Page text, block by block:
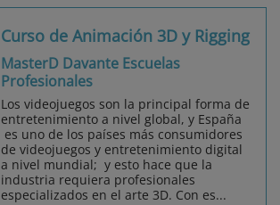
Curso de Animación 3D y Rigging
MasterD Davante Escuelas
Profesionales
Los videojuegos son la principal forma de
entretenimiento a nivel global, y España
es uno de los países más consumidores
de videojuegos y entretenimiento digital
a nivel mundial; y esto hace que la
industria requiera profesionales
especializados en el arte 3D. Con es...